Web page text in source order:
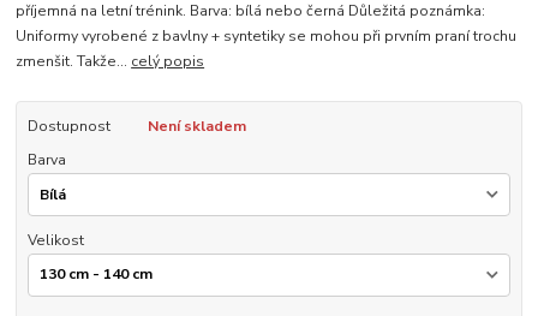
příjemná na letní trénink. Barva: bílá nebo černá Důležitá poznámka:
Uniformy vyrobené z bavlny + syntetiky se mohou při prvním praní trochu
zmenšit. Takže... celý popis
Dostupnost
Není skladem
Barva
Velikost